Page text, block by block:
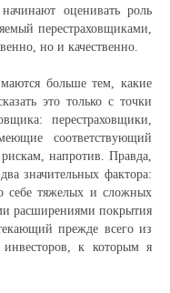
оценивать роль
перестраховщиками,
но и качественно.
больше тем, какие
это только с точки
перестраховщики,
соответствующий
напротив. Правда,
значительных фактора:
себе тяжелых и сложных
расширениями покрытия
прежде всего из
к которым я